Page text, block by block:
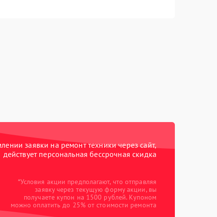
заявки на ремонт техники через сайт,
действует персональная бессрочная скидка
*Условия акции предполагают, что отправляя
заявку через текущую форму акции, вы
получаете купон на 1500 рублей. Купоном
можно оплатить до 25% от стоимости ремонта